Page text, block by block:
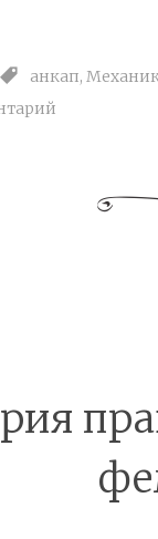
анкап,